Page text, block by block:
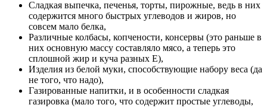
Сладкая выпечка, печенья, торты, пирожные, ведь в них
содержится много быстрых углеводов и жиров, но
совсем мало белка,
Различные колбасы, копчености, консервы (это раньше в
них основную массу составляло мясо, а теперь это
сплошной жир и куча разных Е),
Изделия из белой муки, способствующие набору веса (да
не того, что надо),
Газированные напитки, и в особенности сладкая
газировка (мало того, что содержит простые углеводы,